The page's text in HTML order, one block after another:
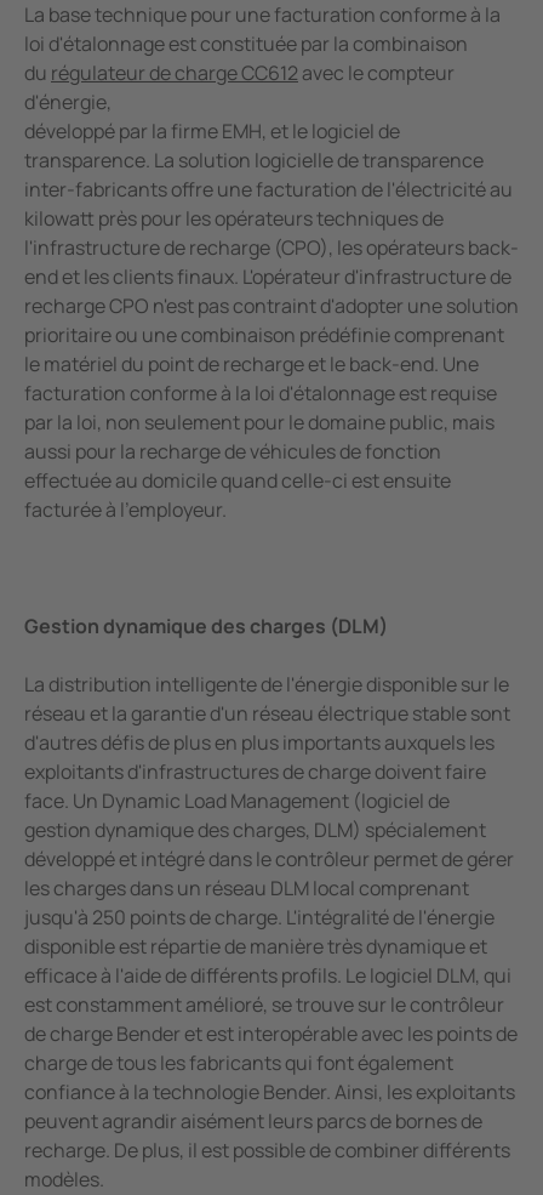
La base technique pour une facturation conforme à la
loi d'étalonnage est constituée par la combinaison
du régulateur de charge CC612 avec le compteur
d'énergie,
développé par la firme EMH, et le logiciel de
transparence. La solution logicielle de transparence
inter-fabricants offre une facturation de l'électricité au
kilowatt près pour les opérateurs techniques de
l'infrastructure de recharge (CPO), les opérateurs back-
end et les clients finaux. L'opérateur d'infrastructure de
recharge CPO n'est pas contraint d'adopter une solution
prioritaire ou une combinaison prédéfinie comprenant
le matériel du point de recharge et le back-end. Une
facturation conforme à la loi d'étalonnage est requise
par la loi, non seulement pour le domaine public, mais
aussi pour la recharge de véhicules de fonction
effectuée au domicile quand celle-ci est ensuite
facturée à l'employeur.
Gestion dynamique des charges (DLM)
La distribution intelligente de l'énergie disponible sur le
réseau et la garantie d'un réseau électrique stable sont
d'autres défis de plus en plus importants auxquels les
exploitants d'infrastructures de charge doivent faire
face. Un Dynamic Load Management (logiciel de
gestion dynamique des charges, DLM) spécialement
développé et intégré dans le contrôleur permet de gérer
les charges dans un réseau DLM local comprenant
jusqu'à 250 points de charge. L'intégralité de l'énergie
disponible est répartie de manière très dynamique et
efficace à l'aide de différents profils. Le logiciel DLM, qui
est constamment amélioré, se trouve sur le contrôleur
de charge Bender et est interopérable avec les points de
charge de tous les fabricants qui font également
confiance à la technologie Bender. Ainsi, les exploitants
peuvent agrandir aisément leurs parcs de bornes de
recharge. De plus, il est possible de combiner différents
modèles.